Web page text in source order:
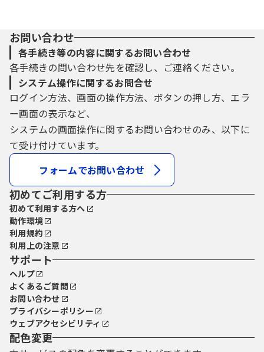
お問い合わせ
各手続き等の内容に関するお問い合わせ
各手続きの問い合わせ先を確認し、ご連絡ください。
システム操作に関するお問合せ
ログイン方法、画面の操作方法、ボタンの押し方、エラ
ー画面の表示など、
システムの画面操作に関するお問い合わせのみ、以下に
て受け付けています。
フォームでお問い合わせ
初めてご利用する方
初めて利用する方へ
動作環境
利用規約
利用上の注意
サポート
ヘルプ
よくあるご質問
お問い合わせ
プライバシーポリシー
ウェブアクセシビリティ
配色変更